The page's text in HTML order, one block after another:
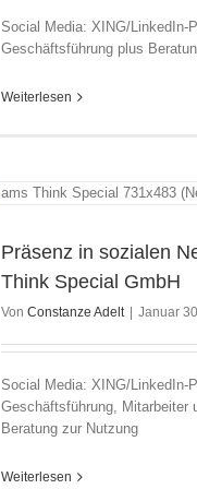
Social Media: XING/LinkedIn-
Geschäftsführung plus
Weiterlesen
Präsenz in sozialen
Think Special GmbH
Von Constanze Adelt | Januar
Social Media: XING/LinkedIn-
Geschäftsführung, Mitarbeiter
Beratung zur Nutzung
Weiterlesen